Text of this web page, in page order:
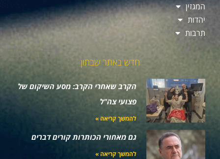
המגזין
יהדות
תרבות
חדש באתר שבתון
הקרב שאחרי הקרב: מסע השיקום של
פצועי צה"ל
להמשך קריאה »
גם מאחורי הכותרות קורים דברים
להמשך קריאה »